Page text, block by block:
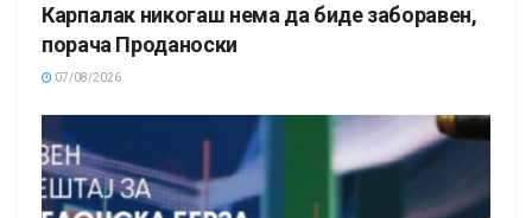
Карпалак никогаш нема да биде заборавен,
порача Проданоски
07/08/2026